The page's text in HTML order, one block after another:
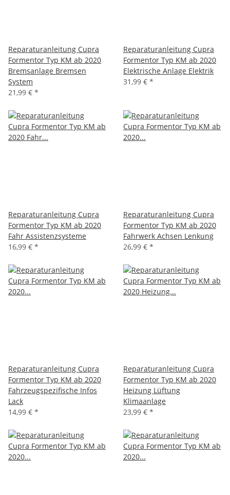
Reparaturanleitung Cupra
Formentor Typ KM ab 2020
Bremsanlage Bremsen
System
21,99 € *
Reparaturanleitung Cupra
Formentor Typ KM ab 2020
Elektrische Anlage Elektrik
31,99 € *
Reparaturanleitung Cupra
Formentor Typ KM ab 2020
Fahr Assistenzsysteme
16,99 € *
Reparaturanleitung Cupra
Formentor Typ KM ab 2020
Fahrwerk Achsen Lenkung
26,99 € *
Reparaturanleitung Cupra
Formentor Typ KM ab 2020
Fahrzeugspezifische Infos
Lack
14,99 € *
Reparaturanleitung Cupra
Formentor Typ KM ab 2020
Heizung Lüftung
Klimaanlage
23,99 € *